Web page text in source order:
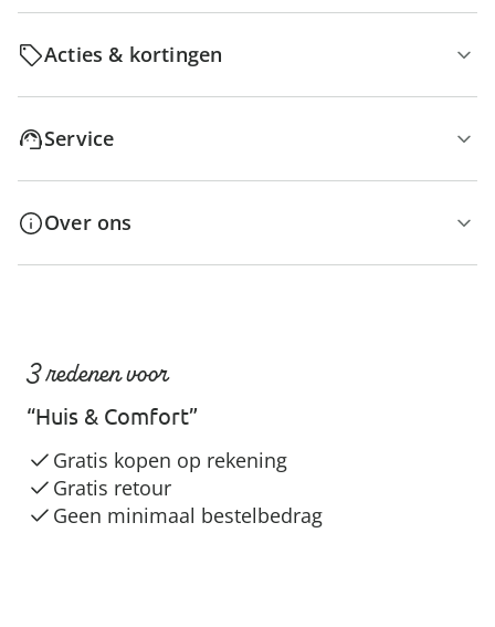
Acties & kortingen
Service
Over ons
3 redenen voor
“Huis & Comfort”
Gratis kopen op rekening
Gratis retour
Geen minimaal bestelbedrag